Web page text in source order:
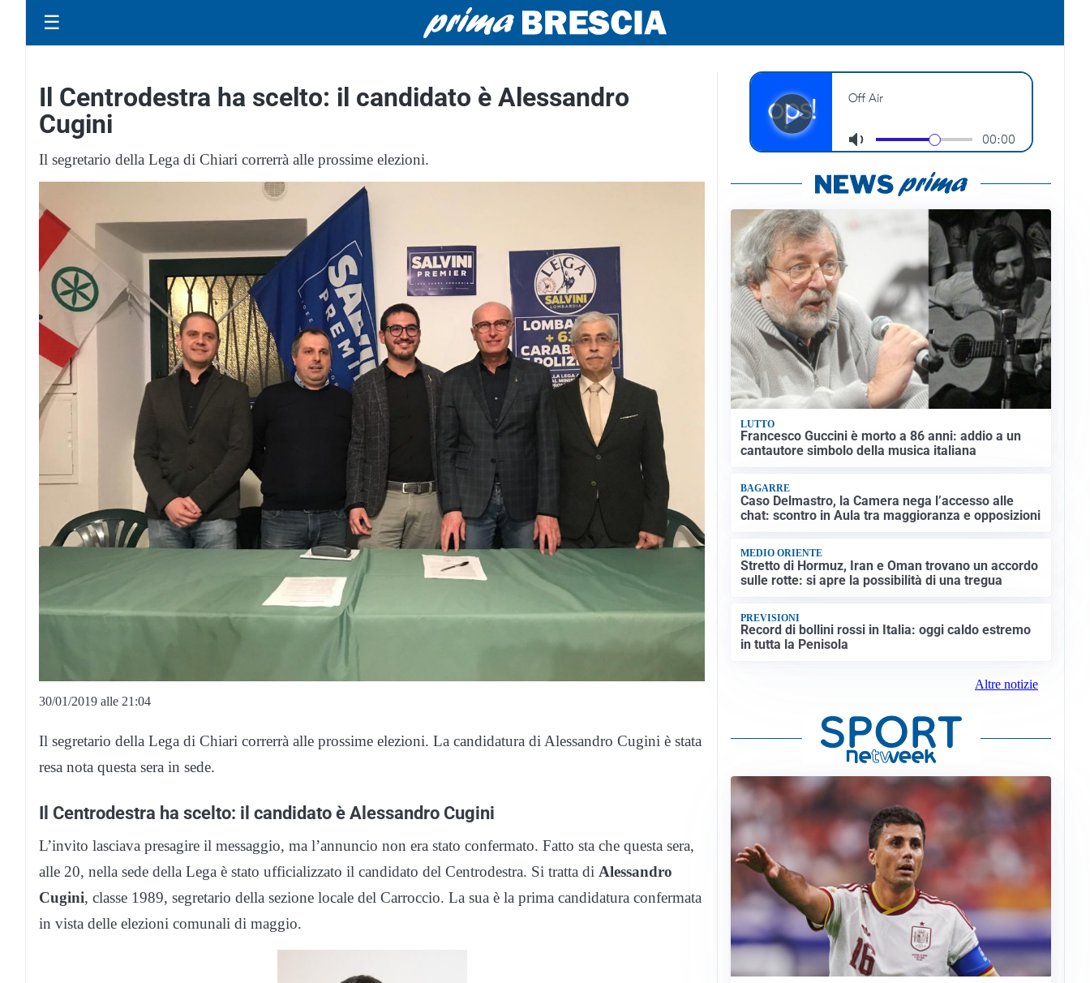
☰
Il Centrodestra ha scelto: il candidato è Alessandro
Cugini
Il segretario della Lega di Chiari correrrà alle prossime elezioni.
30/01/2019 alle 21:04
Il segretario della Lega di Chiari correrrà alle prossime elezioni. La candidatura di Alessandro Cugini è stata
resa nota questa sera in sede.
Il Centrodestra ha scelto: il candidato è Alessandro Cugini
L’invito lasciava presagire il messaggio, ma l’annuncio non era stato confermato. Fatto sta che questa sera,
alle 20, nella sede della Lega è stato ufficializzato il candidato del Centrodestra. Si tratta di Alessandro
Cugini, classe 1989, segretario della sezione locale del Carroccio. La sua è la prima candidatura confermata
in vista delle elezioni comunali di maggio.
LUTTO
Francesco Guccini è morto a 86 anni: addio a un
cantautore simbolo della musica italiana
BAGARRE
Caso Delmastro, la Camera nega l’accesso alle
chat: scontro in Aula tra maggioranza e opposizioni
MEDIO ORIENTE
Stretto di Hormuz, Iran e Oman trovano un accordo
sulle rotte: si apre la possibilità di una tregua
PREVISIONI
Record di bollini rossi in Italia: oggi caldo estremo
in tutta la Penisola
Altre notizie